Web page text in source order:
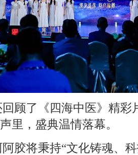
顾了《四海中医》精彩
里，盛典温情落幕。
胶将秉持“文化铸魂、